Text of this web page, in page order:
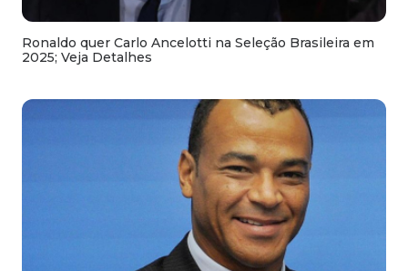
Ronaldo quer Carlo Ancelotti na Seleção Brasileira em
2025; Veja Detalhes